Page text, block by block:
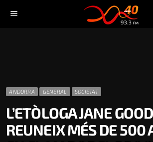
menu
ANDORRA GENERAL SOCIETAT
L’ETÒLOGA JANE
REUNEIX MÉS DE 500